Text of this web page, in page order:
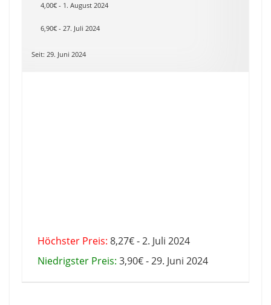
4,00€ - 1. August 2024
6,90€ - 27. Juli 2024
Seit: 29. Juni 2024
Höchster Preis: 8,27€ - 2. Juli 2024
Niedrigster Preis: 3,90€ - 29. Juni 2024